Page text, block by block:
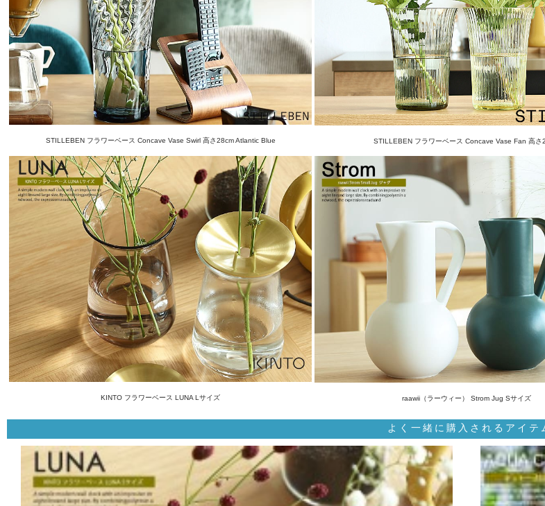
STILLEBEN フラワーベース Concave Vase Swirl 高さ28cm Atlantic Blue STILLEBEN フラワーベース Concave Vase Fan 高さ
KINTO フラワーベース LUNA Lサイズ raawii（ラーウィー） Strom Jug Sサイズ
よく一緒に購入されるアイテ